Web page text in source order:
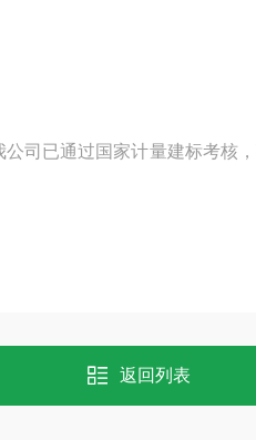
司已通过国家计量建标考核
返回列表